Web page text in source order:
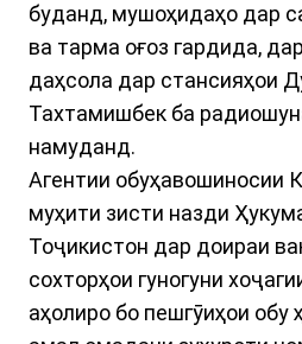
буданд, мушоҳидаҳо дар
ва тарма оғоз гардида,
даҳсола дар стансияҳои
Тахтамишбек ба
намуданд.
Агентии обуҳавошиносии
муҳити зисти назди
Тоҷикистон дар доираи
сохторҳои гуногуни
аҳолиро бо пешгӯиҳои обу